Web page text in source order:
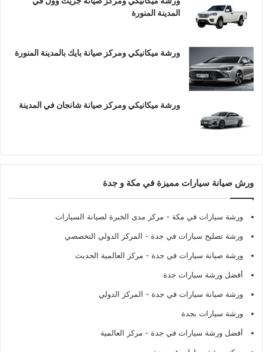
المدينة المنورة
ورشة ميكانيكي ومركز صيانة بايك بالمدينة المنورة
ورشة ميكانيكي ومركز صيانة شانجان في المدينة
ورش صيانة سيارات مميزة في مكة و جدة
ورشة سيارات في مكة - مركز مدى الخبرة لصيانة السيارات
ورشة تصليح سيارات في جدة - المركز الدولي التخصصي
ورشة صيانة سيارات في جدة - مركز العالمية الحديث
أفضل ورشة سيارات جدة
ورشة صيانة سيارات في جدة - المركز الدولي
ورشة سيارات بجدة
أفضل ورشة سيارات في جدة - مركز العالمية